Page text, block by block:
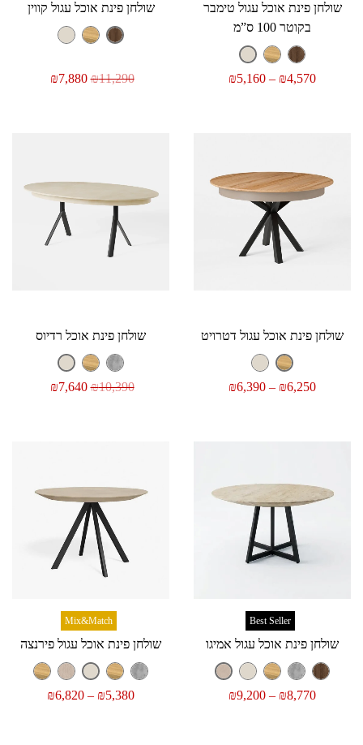
שולחן פינת אוכל עגול טימבר
בקוטר 100 ס”מ
₪4,570
–
₪5,160
שולחן פינת אוכל עגול קווין
₪11,290
₪7,880
שולחן פינת אוכל עגול דטרויט
₪6,250
–
₪6,390
שולחן פינת אוכל רדיוס
₪10,390
₪7,640
Best Seller
שולחן פינת אוכל עגול אמיגו
₪8,770
–
₪9,200
Mix&Match
שולחן פינת אוכל עגול פירנצה
₪5,380
–
₪6,820